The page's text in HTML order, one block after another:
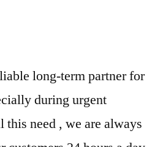
long-term partner for
during urgent
need , we are always